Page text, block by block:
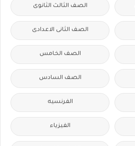
الصف الثالث الثانوى
الصف الثانى الاعدادى
الصف الخامس
الصف السادس
الفرنسيه
الفيزياء